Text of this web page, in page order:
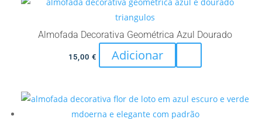
Almofada Decorativa Geométrica Azul Dourado
15,00 € Adicionar